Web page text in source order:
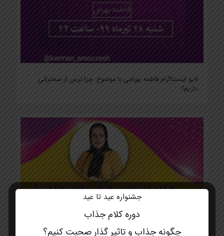
لایو اینستاگرام فاطمه بهرامی با موضوع: چرا ترس از سخنرانی
داریم؟
جشنواره عید تا عید
دوره کلام جذاب
چگونه جذاب و تاثیر گذار صحبت کنیم؟